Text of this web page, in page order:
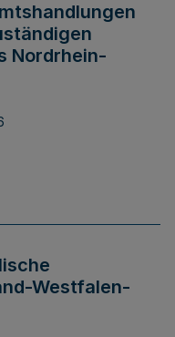
Nordrhein-
Westfalen-